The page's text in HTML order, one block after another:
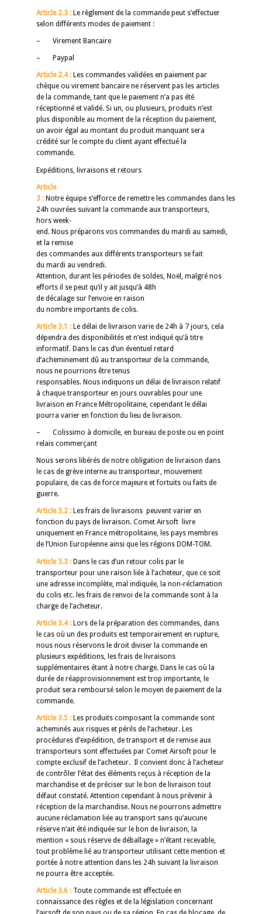
Article 2.3 : Le règlement de la commande peut s’effectuer
selon différents modes de paiement :
– Virement Bancaire
– Paypal
Article 2.4 : Les commandes validées en paiement par
chèque ou virement bancaire ne réservent pas les articles
de la commande, tant que le paiement n’a pas été
réceptionné et validé. Si un, ou plusieurs, produits n’est
plus disponible au moment de la réception du paiement,
un avoir égal au montant du produit manquant sera
crédité sur le compte du client ayant effectué la
commande.
Expéditions, livraisons et retours
Article
3 : Notre équipe s’efforce de remettre les commandes dans les
24h ouvrées suivant la commande aux transporteurs,
hors week-
end. Nous préparons vos commandes du mardi au samedi,
et la remise
des commandes aux différents transporteurs se fait
du mardi au vendredi.
Attention, durant les périodes de soldes, Noël, malgré nos
efforts il se peut qu’il y ait jusqu’à 48h
de décalage sur l’envoie en raison
du nombre importants de colis.
Article 3.1 : Le délai de livraison varie de 24h à 7 jours, cela
dépendra des disponibilités et n’est indiqué qu’à titre
informatif. Dans le cas d’un éventuel retard
d’acheminement dû au transporteur de la commande,
nous ne pourrions être tenus
responsables. Nous indiquons un délai de livraison relatif
à chaque transporteur en jours ouvrables pour une
livraison en France Métropolitaine, cependant le délai
pourra varier en fonction du lieu de livraison.
– Colissimo à domicile, en bureau de poste ou en point
relais commerçant
Nous serons libérés de notre obligation de livraison dans
le cas de grève interne au transporteur, mouvement
populaire, de cas de force majeure et fortuits ou faits de
guerre.
Article 3.2 : Les frais de livraisons peuvent varier en
fonction du pays de livraison. Comet Airsoft livre
uniquement en France métropolitaine, les pays membres
de l’Union Européenne ainsi que les régions DOM-TOM.
Article 3.3 : Dans le cas d’un retour colis par le
transporteur pour une raison liée à l’acheteur, que ce soit
une adresse incomplète, mal indiquée, la non-réclamation
du colis etc. les frais de renvoi de la commande sont à la
charge de l’acheteur.
Article 3.4 : Lors de la préparation des commandes, dans
le cas où un des produits est temporairement en rupture,
nous nous réservons le droit diviser la commande en
plusieurs expéditions, les frais de livraisons
supplémentaires étant à notre charge. Dans le cas où la
durée de réapprovisionnement est trop importante, le
produit sera remboursé selon le moyen de paiement de la
commande.
Article 3.5 : Les produits composant la commande sont
acheminés aux risques et périls de l’acheteur. Les
procédures d’expédition, de transport et de remise aux
transporteurs sont effectuées par Comet Airsoft pour le
compte exclusif de l’acheteur. Il convient donc à l’acheteur
de contrôler l’état des éléments reçus à réception de la
marchandise et de préciser sur le bon de livraison tout
défaut constaté. Attention cependant à nous prévenir à
réception de la marchandise. Nous ne pourrons admettre
aucune réclamation liée au transport sans qu’aucune
réserve n’ait été indiquée sur le bon de livraison, la
mention « sous réserve de déballage » n’étant recevable,
tout problème lié au transporteur utilisant cette mention et
portée à notre attention dans les 24h suivant la livraison
ne pourra être acceptée.
Article 3.6 : Toute commande est effectuée en
connaissance des règles et de la législation concernant